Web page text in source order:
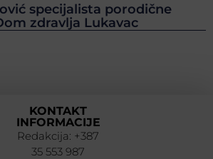
specijalista porodične
zdravlja Lukavac
KONTAKT
INFORMACIJE
Redakcija: +387
35 553 987